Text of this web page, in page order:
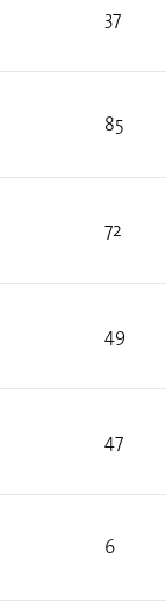
37
85
72
49
47
6